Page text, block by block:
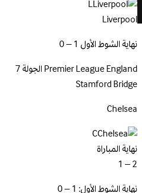
L
Liverpool
نهاية الشوط الأول 1 – 0
Premier LeagueEngland
الجولة 7
Stamford Bridge
Chelsea
C
نهاية المباراة
2 – 1
نهاية الشوط الأول: 1 – 0